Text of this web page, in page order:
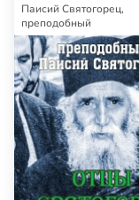
Паисий Святогорец,
преподобный